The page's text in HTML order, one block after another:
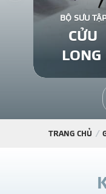
BỘ SƯU TẬP
CỬU
LONG
TRANG CHỦ